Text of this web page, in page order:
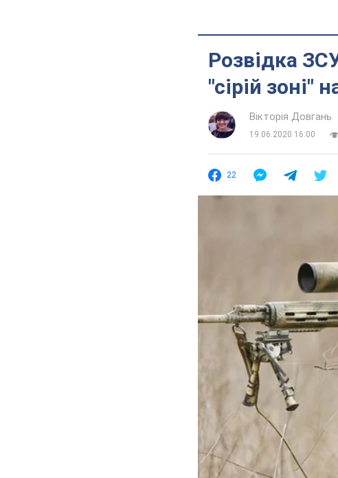
Розвідка
"сірій зоні"
Вікторія Довгань
19.06.2020 16:00
22